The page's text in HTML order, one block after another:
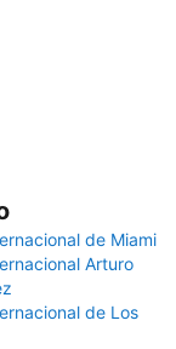
de Miami
Arturo
de Los